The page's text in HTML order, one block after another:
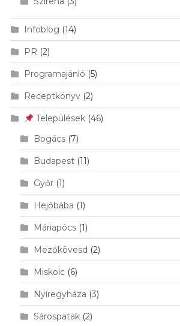
Infoblog (14)
PR (2)
Programajánló (5)
Receptkönyv(2)
Települések(46)
Bogács(7)
Budapest(11)
Győr(1)
Hejőbába (1)
Máriapócs(1)
Mezőkövesd (2)
Miskolc(6)
Nyíregyháza (3)
Sárospatak(2)